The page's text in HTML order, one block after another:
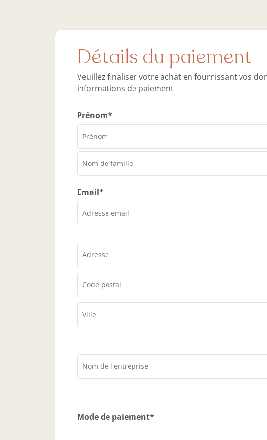
Détails du paiement
Veuillez finaliser votre achat en fournissant vos
informations de paiement
Prénom*
Email*
Mode de paiement*